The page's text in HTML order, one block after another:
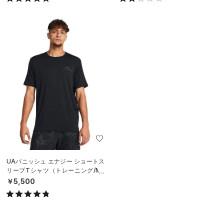
UAバニッシュ エナジー ショートス
リーブTシャツ（トレーニング/ME
N）
￥5,500